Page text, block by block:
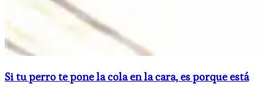
Si tu perro te pone la cola en la cara, es porque está